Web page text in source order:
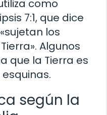
como
7:1, que dice
los
Algunos
que la Tierra es
según la